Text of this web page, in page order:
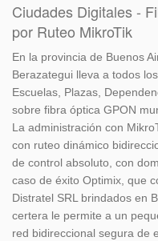
Ciudades Digitales -
por Ruteo MikroTik
En la provincia de Buenos
Berazategui lleva a todos
Escuelas, Plazas,
sobre fibra óptica GPON
La administración con
con ruteo dinámico
de control absoluto, con
caso de éxito Optimix, que
Distratel SRL brindados en
certera le permite a un
red bidireccional segura de